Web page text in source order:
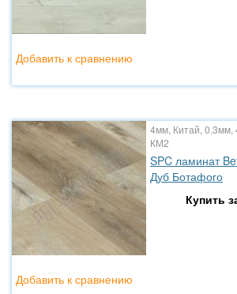
Добавить к сравнению
4мм, Китай, 0.3мм,
КМ2
SPC ламинат
Дуб Ботафого
Купить
Добавить к сравнению